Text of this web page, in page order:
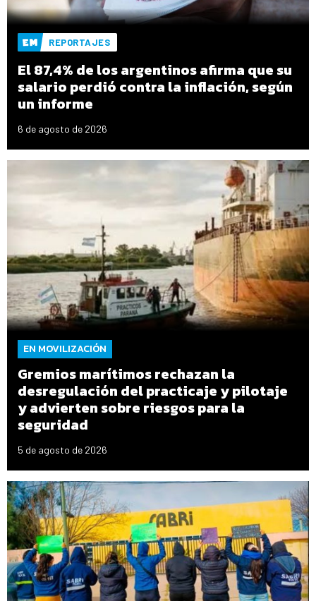
REPORTAJES
El 87,4% de los argentinos afirma que su
salario perdió contra la inflación, según
un informe
6 de agosto de 2026
EN MOVILIZACIÓN
Gremios marítimos rechazan la
desregulación del practicaje y pilotaje
y advierten sobre riesgos para la
seguridad
5 de agosto de 2026